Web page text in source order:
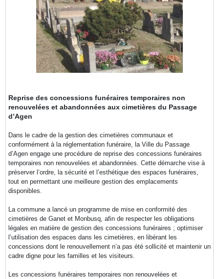
Reprise des concessions funéraires temporaires non
renouvelées et abandonnées aux cimetières du Passage
d’Agen
Dans le cadre de la gestion des cimetières communaux et
conformément à la réglementation funéraire, la Ville du Passage
d’Agen engage une procédure de reprise des concessions funéraires
temporaires non renouvelées et abandonnées. Cette démarche vise à
préserver l’ordre, la sécurité et l’esthétique des espaces funéraires,
tout en permettant une meilleure gestion des emplacements
disponibles.
La commune a lancé un programme de mise en conformité des
cimetières de Ganet et Monbusq, afin de respecter les obligations
légales en matière de gestion des concessions funéraires ; optimiser
l’utilisation des espaces dans les cimetières, en libérant les
concessions dont le renouvellement n’a pas été sollicité et maintenir un
cadre digne pour les familles et les visiteurs.
Les concessions funéraires temporaires non renouvelées et